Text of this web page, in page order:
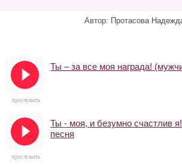
Автор: Протасова
Ты – за все моя награда!
прослушать
Ты - моя, и безумно счастлив
песня
прослушать